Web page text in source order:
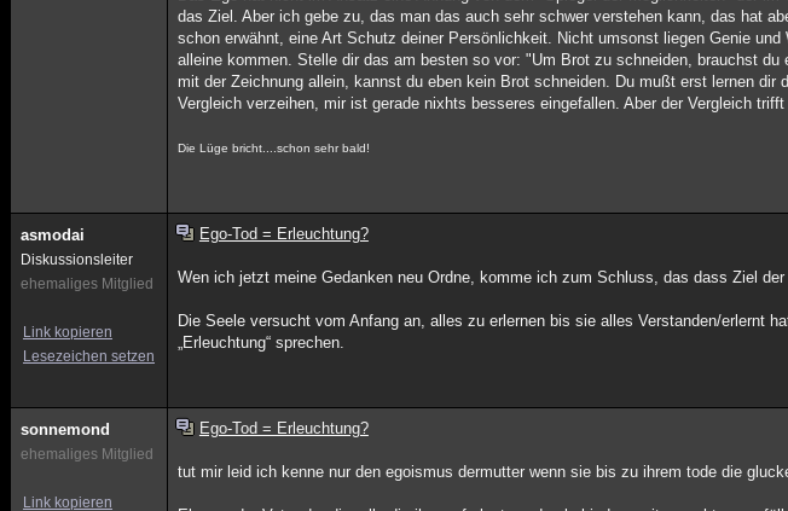
das Ziel. Aber ich gebe zu, das man das auch sehr schwer verstehen kann, das hat
schon erwähnt, eine Art Schutz deiner Persönlichkeit. Nicht umsonst liegen Genie
alleine kommen. Stelle dir das am besten so vor: "Um Brot zu schneiden, brauchst
mit der Zeichnung allein, kannst du eben kein Brot schneiden. Du mußt erst lernen
Vergleich verzeihen, mir ist gerade nixhts besseres eingefallen. Aber der Vergleich
Die Lüge bricht....schon sehr bald!
asmodai
Diskussionsleiter
ehemaliges Mitglied
Link kopieren
Lesezeichen setzen
Ego-Tod = Erleuchtung?
Wen ich jetzt meine Gedanken neu Ordne, komme ich zum Schluss, das dass Ziel
Die Seele versucht vom Anfang an, alles zu erlernen bis sie alles Verstanden/erlernt
„Erleuchtung“ sprechen.
sonnemond
ehemaliges Mitglied
Link kopieren
Ego-Tod = Erleuchtung?
tut mir leid ich kenne nur den egoismus dermutter wenn sie bis zu ihrem tode die